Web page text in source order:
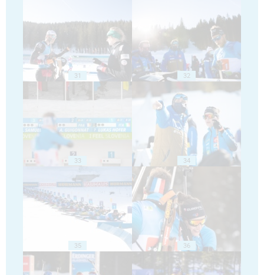
31 32
33 34
35 36